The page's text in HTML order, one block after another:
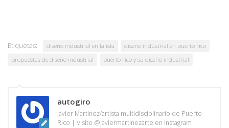
Etiquetas: diseño industrial en la isla
diseño industrial en puerto rico
propuestas de diseño industrial
puerto rico y su diseño industrial
autogiro
Javier Martínez/artista multidisciplinario de Puerto
Rico | Visite @javiermartinezarte en Instagram